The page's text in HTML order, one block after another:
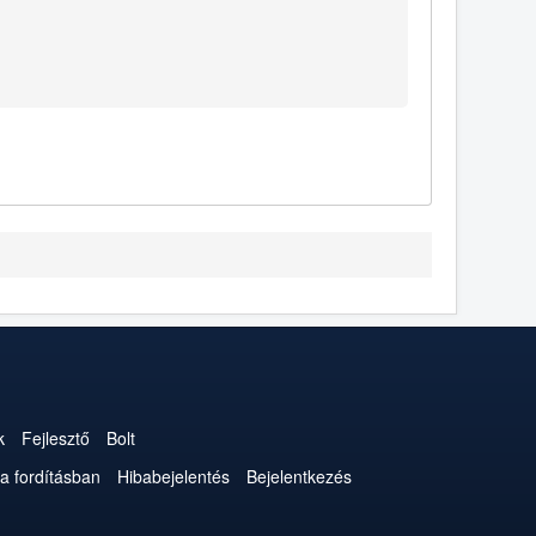
Fejlesztő
Bolt
fordításban Hibabejelentés
Bejelentkezés